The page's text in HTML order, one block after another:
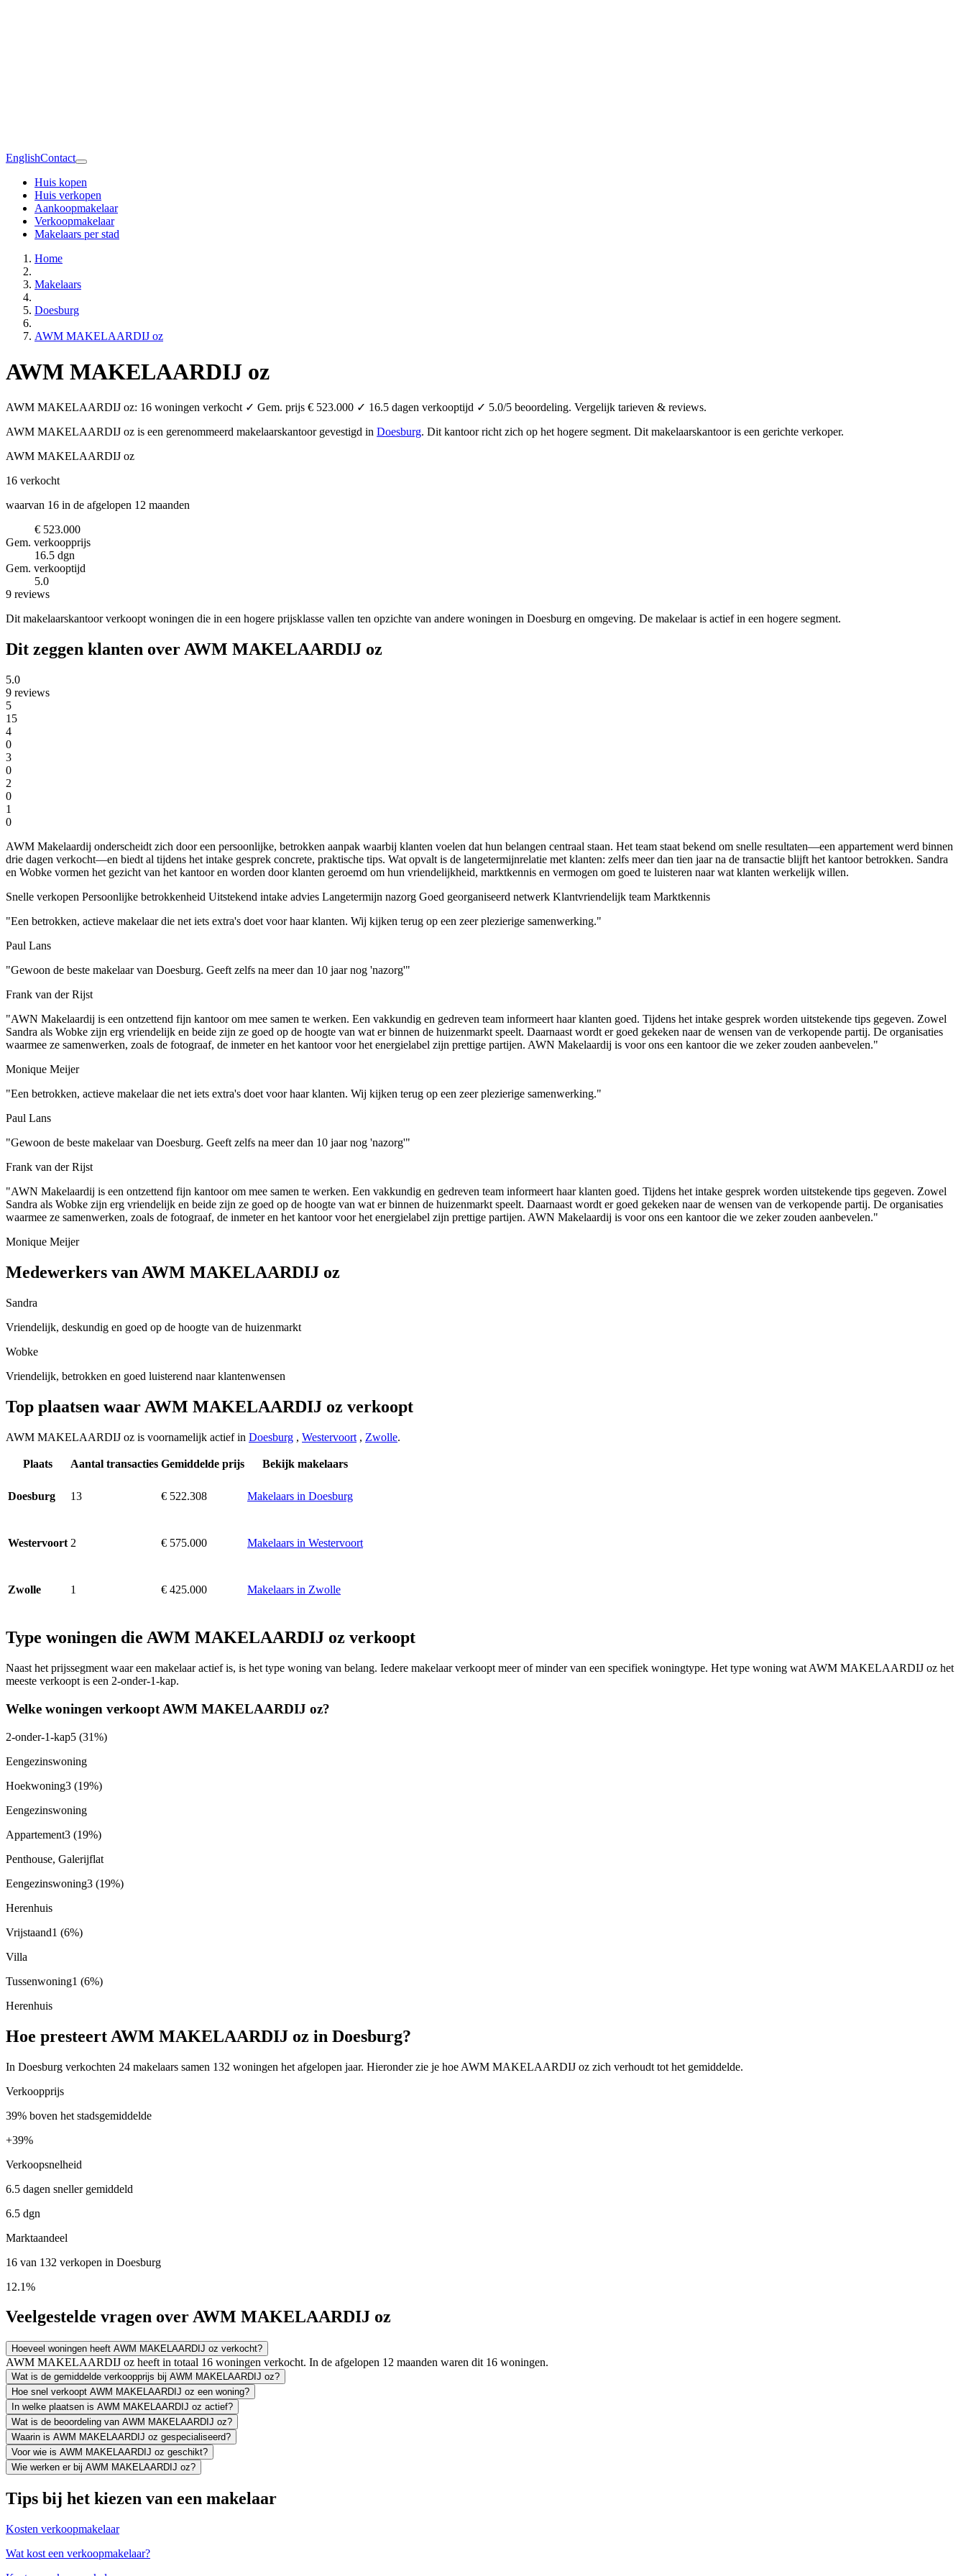
EnglishContact
Huis kopen
Huis verkopen
Aankoopmakelaar
Verkoopmakelaar
Makelaars per stad
Home
Makelaars
Doesburg
AWM MAKELAARDIJ oz
AWM MAKELAARDIJ oz
AWM MAKELAARDIJ oz: 16 woningen verkocht ✓ Gem. prijs € 523.000 ✓ 16.5 dagen verkooptijd ✓ 5.0/5 beoordeling. Vergelijk tarieven & reviews.
AWM MAKELAARDIJ oz is een gerenommeerd makelaarskantoor gevestigd in Doesburg. Dit kantoor richt zich op het hogere segment. Dit makelaarskantoor is een gerichte verkoper.
AWM MAKELAARDIJ oz
16 verkocht
waarvan 16 in de afgelopen 12 maanden
€ 523.000
Gem. verkoopprijs
16.5 dgn
Gem. verkooptijd
5.0
9 reviews
Dit makelaarskantoor verkoopt woningen die in een hogere prijsklasse vallen ten opzichte van andere woningen in Doesburg en omgeving. De makelaar is actief in een hogere segment.
Dit zeggen klanten over AWM MAKELAARDIJ oz
5.0
9 reviews
5
15
4
0
3
0
2
0
1
0
AWM Makelaardij onderscheidt zich door een persoonlijke, betrokken aanpak waarbij klanten voelen dat hun belangen centraal staan. Het team staat bekend om snelle resultaten—een appartement werd binnen
drie dagen verkocht—en biedt al tijdens het intake gesprek concrete, praktische tips. Wat opvalt is de langetermijnrelatie met klanten: zelfs meer dan tien jaar na de transactie blijft het kantoor betrokken. Sandra
en Wobke vormen het gezicht van het kantoor en worden door klanten geroemd om hun vriendelijkheid, marktkennis en vermogen om goed te luisteren naar wat klanten werkelijk willen.
Snelle verkopen Persoonlijke betrokkenheid Uitstekend intake advies Langetermijn nazorg Goed georganiseerd netwerk Klantvriendelijk team Marktkennis
"Een betrokken, actieve makelaar die net iets extra's doet voor haar klanten. Wij kijken terug op een zeer plezierige samenwerking."
Paul Lans
"Gewoon de beste makelaar van Doesburg. Geeft zelfs na meer dan 10 jaar nog 'nazorg'"
Frank van der Rijst
"AWN Makelaardij is een ontzettend fijn kantoor om mee samen te werken. Een vakkundig en gedreven team informeert haar klanten goed. Tijdens het intake gesprek worden uitstekende tips gegeven. Zowel
Sandra als Wobke zijn erg vriendelijk en beide zijn ze goed op de hoogte van wat er binnen de huizenmarkt speelt. Daarnaast wordt er goed gekeken naar de wensen van de verkopende partij. De organisaties
waarmee ze samenwerken, zoals de fotograaf, de inmeter en het kantoor voor het energielabel zijn prettige partijen. AWN Makelaardij is voor ons een kantoor die we zeker zouden aanbevelen."
Monique Meijer
"Een betrokken, actieve makelaar die net iets extra's doet voor haar klanten. Wij kijken terug op een zeer plezierige samenwerking."
Paul Lans
"Gewoon de beste makelaar van Doesburg. Geeft zelfs na meer dan 10 jaar nog 'nazorg'"
Frank van der Rijst
"AWN Makelaardij is een ontzettend fijn kantoor om mee samen te werken. Een vakkundig en gedreven team informeert haar klanten goed. Tijdens het intake gesprek worden uitstekende tips gegeven. Zowel
Sandra als Wobke zijn erg vriendelijk en beide zijn ze goed op de hoogte van wat er binnen de huizenmarkt speelt. Daarnaast wordt er goed gekeken naar de wensen van de verkopende partij. De organisaties
waarmee ze samenwerken, zoals de fotograaf, de inmeter en het kantoor voor het energielabel zijn prettige partijen. AWN Makelaardij is voor ons een kantoor die we zeker zouden aanbevelen."
Monique Meijer
Medewerkers van AWM MAKELAARDIJ oz
Sandra
Vriendelijk, deskundig en goed op de hoogte van de huizenmarkt
Wobke
Vriendelijk, betrokken en goed luisterend naar klantenwensen
Top plaatsen waar AWM MAKELAARDIJ oz verkoopt
AWM MAKELAARDIJ oz is voornamelijk actief in Doesburg , Westervoort , Zwolle.
Plaats Aantal transacties Gemiddelde prijs Bekijk makelaars
Doesburg 13 € 522.308 Makelaars in Doesburg
Westervoort 2 € 575.000 Makelaars in Westervoort
Zwolle 1 € 425.000 Makelaars in Zwolle
Type woningen die AWM MAKELAARDIJ oz verkoopt
Naast het prijssegment waar een makelaar actief is, is het type woning van belang. Iedere makelaar verkoopt meer of minder van een specifiek woningtype. Het type woning wat AWM MAKELAARDIJ oz het
meeste verkoopt is een 2-onder-1-kap.
Welke woningen verkoopt AWM MAKELAARDIJ oz?
2-onder-1-kap5 (31%)
Eengezinswoning
Hoekwoning3 (19%)
Eengezinswoning
Appartement3 (19%)
Penthouse, Galerijflat
Eengezinswoning3 (19%)
Herenhuis
Vrijstaand1 (6%)
Villa
Tussenwoning1 (6%)
Herenhuis
Hoe presteert AWM MAKELAARDIJ oz in Doesburg?
In Doesburg verkochten 24 makelaars samen 132 woningen het afgelopen jaar. Hieronder zie je hoe AWM MAKELAARDIJ oz zich verhoudt tot het gemiddelde.
Verkoopprijs
39% boven het stadsgemiddelde
+39%
Verkoopsnelheid
6.5 dagen sneller gemiddeld
6.5 dgn
Marktaandeel
16 van 132 verkopen in Doesburg
12.1%
Veelgestelde vragen over AWM MAKELAARDIJ oz
Hoeveel woningen heeft AWM MAKELAARDIJ oz verkocht?
AWM MAKELAARDIJ oz heeft in totaal 16 woningen verkocht. In de afgelopen 12 maanden waren dit 16 woningen.
Wat is de gemiddelde verkoopprijs bij AWM MAKELAARDIJ oz?
Hoe snel verkoopt AWM MAKELAARDIJ oz een woning?
In welke plaatsen is AWM MAKELAARDIJ oz actief?
Wat is de beoordeling van AWM MAKELAARDIJ oz?
Waarin is AWM MAKELAARDIJ oz gespecialiseerd?
Voor wie is AWM MAKELAARDIJ oz geschikt?
Wie werken er bij AWM MAKELAARDIJ oz?
Tips bij het kiezen van een makelaar
Kosten verkoopmakelaar
Wat kost een verkoopmakelaar?